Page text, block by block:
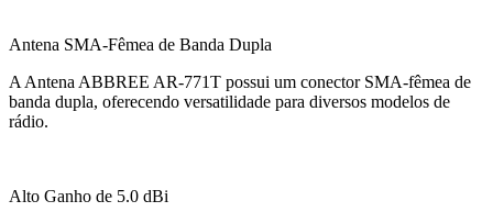
Antena SMA-Fêmea de Banda Dupla
A Antena ABBREE AR-771T possui um conector SMA-fêmea de
banda dupla, oferecendo versatilidade para diversos modelos de
rádio.
Alto Ganho de 5.0 dBi